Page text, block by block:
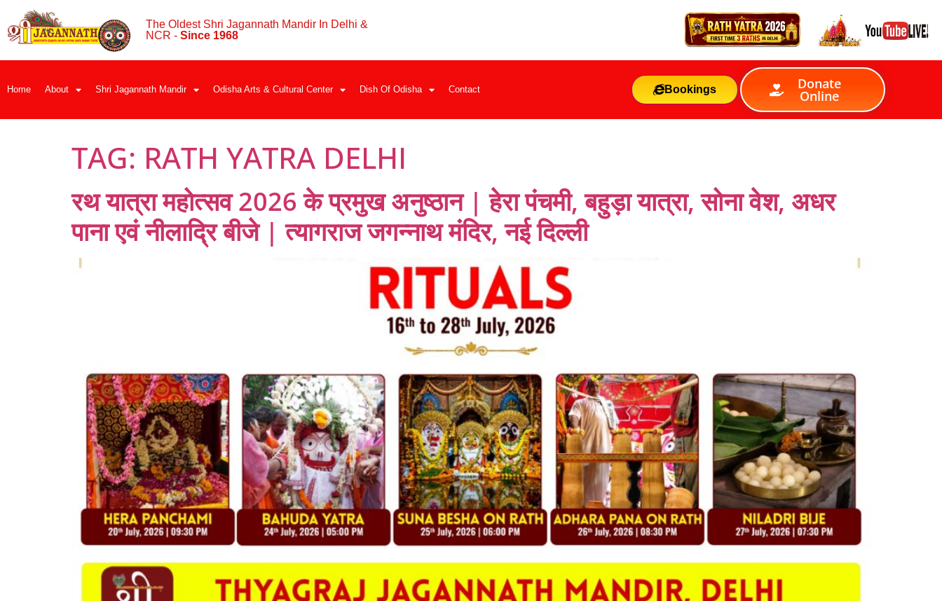
The Oldest Shri Jagannath Mandir In Delhi &
NCR - Since 1968
Home About Shri Jagannath Mandir Odisha Arts & Cultural Center Dish Of Odisha Contact Bookings Donate
Online
TAG: RATH YATRA DELHI
रथ यात्रा महोत्सव 2026 के प्रमुख अनुष्ठान | हेरा पंचमी, बहुड़ा यात्रा, सोना वेश, अधर
पाना एवं नीलाद्रि बीजे | त्यागराज जगन्नाथ मंदिर, नई दिल्ली